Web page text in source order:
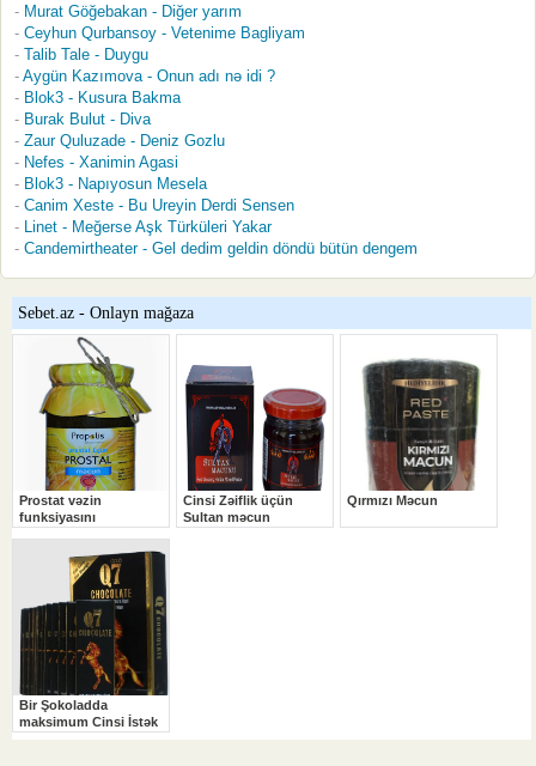
Murat Göğebakan - Diğer yarım
Ceyhun Qurbansoy - Vetenime Bagliyam
Talib Tale - Duygu
Aygün Kazımova - Onun adı nə idi ?
Blok3 - Kusura Bakma
Burak Bulut - Diva
Zaur Quluzade - Deniz Gozlu
Nefes - Xanimin Agasi
Blok3 - Napıyosun Mesela
Canim Xeste - Bu Ureyin Derdi Sensen
Linet - Meğerse Aşk Türküleri Yakar
Candemirtheater - Gel dedim geldin döndü bütün dengem